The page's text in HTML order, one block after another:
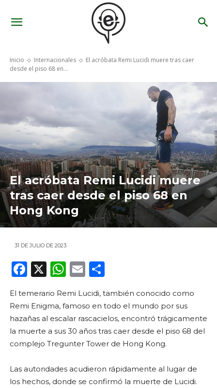
Inicio Internacionales
El acróbata Remi Lucidi muere tras caer
desde el piso 68 en...
El acróbata Remi Lucidi muere
tras caer desde el piso 68 en
Hong Kong
31 DE JULIO DE 2023
F
c
e
b
o
o
k
X
W
a
ts
A
p
E
ai
l
m
p
ar
ti
El temerario Remi Lucidi, también conocido como
Remi Enigma, famoso en todo el mundo por sus
hazañas al escalar rascacielos, encontró trágicamente
la muerte a sus 30 años tras caer desde el piso 68 del
complejo Tregunter Tower de Hong Kong.
Las autoridades acudieron rápidamente al lugar de
los hechos, donde se confirmó la muerte de Lucidi.